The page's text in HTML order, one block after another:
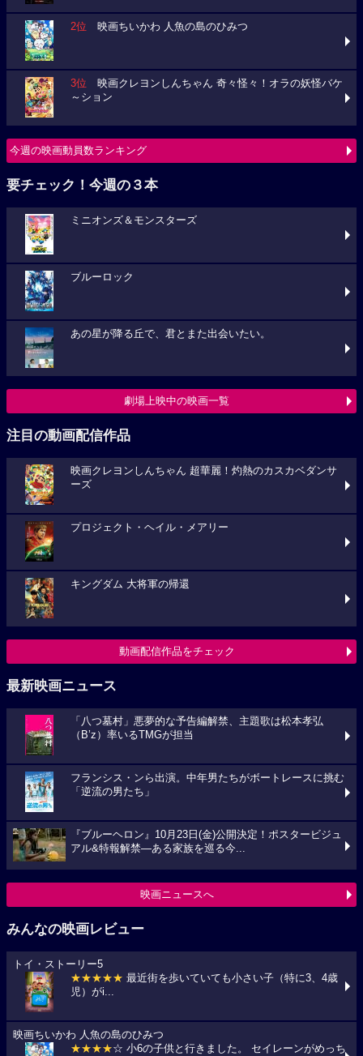
2位 映画ちいかわ 人魚の島のひみつ
3位 映画クレヨンしんちゃん 奇々怪々！オラの妖怪バケ
～ション
今週の映画動員数ランキング
要チェック！今週の３本
ミニオンズ＆モンスターズ
ブルーロック
あの星が降る丘で、君とまた出会いたい。
劇場上映中の映画一覧
注目の動画配信作品
映画クレヨンしんちゃん 超華麗！灼熱のカスカベダンサ
ーズ
プロジェクト・ヘイル・メアリー
キングダム 大将軍の帰還
動画配信作品をチェック
最新映画ニュース
「八つ墓村」悪夢的な予告編解禁、主題歌は松本孝弘
（B’z）率いるTMGが担当
フランシス・ンら出演。中年男たちがボートレースに挑む
「逆流の男たち」
『ブルーヘロン』10月23日(金)公開決定！ポスタービジュ
アル&特報解禁―ある家族を巡る今...
映画ニュースへ
みんなの映画レビュー
トイ・ストーリー5
★★★★★ 最近街を歩いていても小さい子（特に3、4歳
児）がi...
映画ちいかわ 人魚の島のひみつ
★★★★☆ 小6の子供と行きました。 セイレーンがめっち